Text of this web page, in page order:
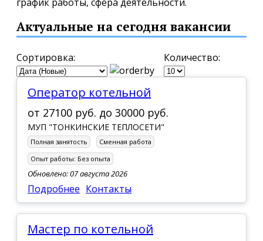
график работы, сфера деятельности.
Актуальные на сегодня вакансии
Сортировка: Количество:
Оператор котельной
от 27100 руб. до 30000 руб.
МУП "ТОНКИНСКИЕ ТЕПЛОСЕТИ"
Полная занятость
Сменная работа
Опыт работы: Без опыта
Обновлено: 07 августа 2026
Подробнее Контакты
Мастер по котельной